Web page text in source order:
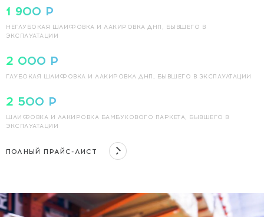
1 900 Р
НЕГЛУБОКАЯ ШЛИФОВКА И ЛАКИРОВКА ДНП, БЫВШЕГО В
ЭКСПЛУАТАЦИИ
2 000 Р
ГЛУБОКАЯ ШЛИФОВКА И ЛАКИРОВКА ДНП, БЫВШЕГО В ЭКСПЛУАТАЦИИ
2 500 Р
ШЛИФОВКА И ЛАКИРОВКА БАМБУКОВОГО ПАРКЕТА, БЫВШЕГО В
ЭКСПЛУАТАЦИИ
ПОЛНЫЙ ПРАЙС-ЛИСТ